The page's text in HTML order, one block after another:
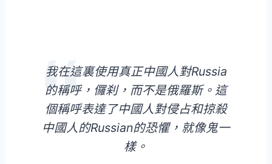
我在這裏使用真正中國人對Russia
的稱呼，儸刹，而不是俄羅斯。這
個稱呼表達了中國人對侵占和掠殺
中國人的Russian的恐懼，就像鬼一
樣。